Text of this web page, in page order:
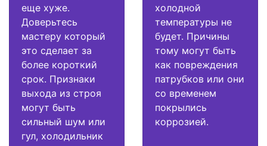
еще хуже.
Доверьтесь
мастеру который
это сделает за
более короткий
срок. Признаки
выхода из строя
могут быть
сильный шум или
гул, холодильник
холодной
температуры не
будет. Причины
тому могут быть
как повреждения
патрубков или они
со временем
покрылись
коррозией.